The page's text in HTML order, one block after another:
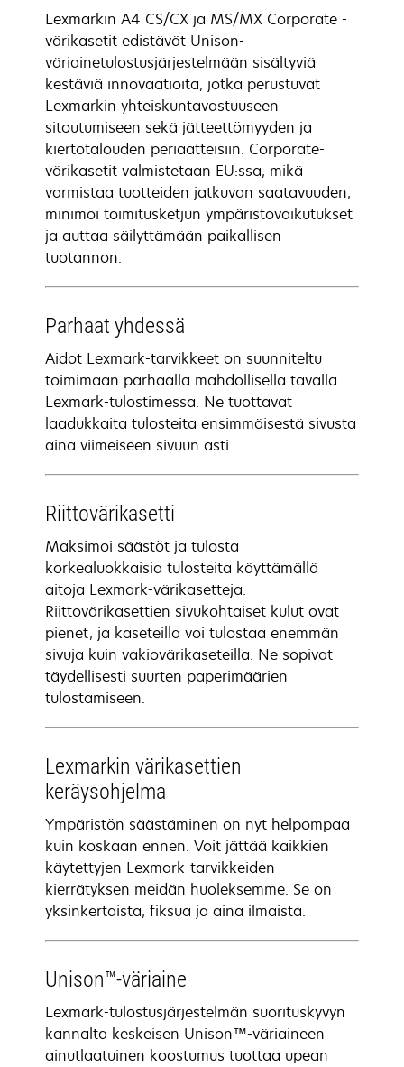
Lexmarkin A4 CS/CX ja MS/MX Corporate -
värikasetit edistävät Unison-
väriainetulostusjärjestelmään sisältyviä
kestäviä innovaatioita, jotka perustuvat
Lexmarkin yhteiskuntavastuuseen
sitoutumiseen sekä jätteettömyyden ja
kiertotalouden periaatteisiin. Corporate-
värikasetit valmistetaan EU:ssa, mikä
varmistaa tuotteiden jatkuvan saatavuuden,
minimoi toimitusketjun ympäristövaikutukset
ja auttaa säilyttämään paikallisen
tuotannon.
Parhaat yhdessä
Aidot Lexmark-tarvikkeet on suunniteltu
toimimaan parhaalla mahdollisella tavalla
Lexmark-tulostimessa. Ne tuottavat
laadukkaita tulosteita ensimmäisestä sivusta
aina viimeiseen sivuun asti.
Riittovärikasetti
Maksimoi säästöt ja tulosta
korkealuokkaisia tulosteita käyttämällä
aitoja Lexmark-värikasetteja.
Riittovärikasettien sivukohtaiset kulut ovat
pienet, ja kaseteilla voi tulostaa enemmän
sivuja kuin vakiovärikaseteilla. Ne sopivat
täydellisesti suurten paperimäärien
tulostamiseen.
Lexmarkin värikasettien
keräysohjelma
Ympäristön säästäminen on nyt helpompaa
kuin koskaan ennen. Voit jättää kaikkien
käytettyjen Lexmark-tarvikkeiden
kierrätyksen meidän huoleksemme. Se on
yksinkertaista, fiksua ja aina ilmaista.
Unison™-väriaine
Lexmark-tulostusjärjestelmän suorituskyvyn
kannalta keskeisen Unison™-väriaineen
ainutlaatuinen koostumus tuottaa upean